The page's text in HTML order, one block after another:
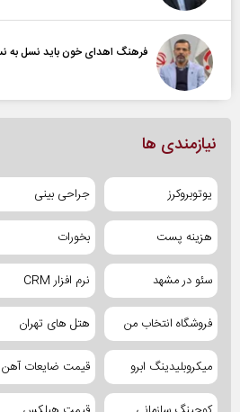
فرهنگ اهدای خون باید نسل به
نیازمندی ها
یوتوبروکرز جراحی بینی
هزینه پست بخورات
سئو در مشهد نرم افزار CRM
فروشگاه انتخاب من هتل های تهران
میکروبلیدینگ ابرو قیمت ضایعات آهن